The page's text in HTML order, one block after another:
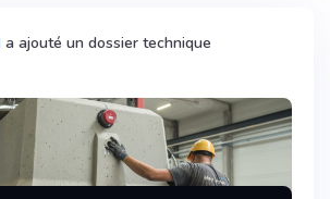
a ajouté un dossier technique